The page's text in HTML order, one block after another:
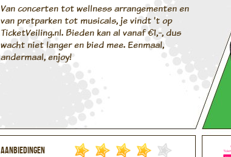
Van concerten tot wellness arrangementen en
van pretparken tot musicals, je vindt 't op
TicketVeiling.nl. Bieden kan al vanaf €1,-, dus
wacht niet langer en bied mee. Eenmaal,
andermaal, enjoy!
Aanbiedingen